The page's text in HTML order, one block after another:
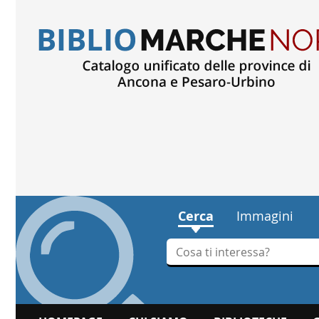
Cerca Immagini
Cerca su "Cerca"